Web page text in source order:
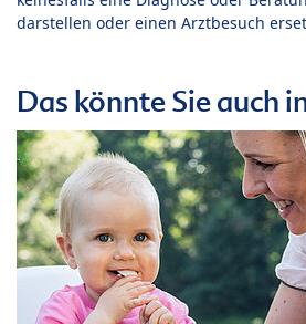
darstellen oder einen Arztbesuch
Das könnte Sie auch